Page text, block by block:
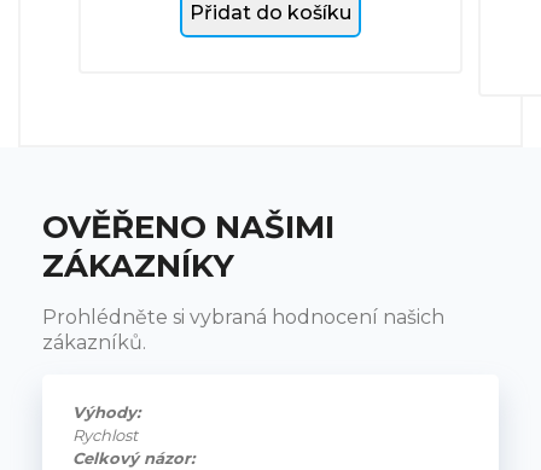
Přidat do košíku
OVĚŘENO NAŠIMI
ZÁKAZNÍKY
Prohlédněte si vybraná hodnocení našich
zákazníků.
Výhody:
Rychlost
Celkový názor: